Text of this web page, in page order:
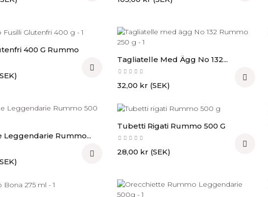
400 G Rummo

Tagliatelle Med Ägg No 132...
Pris
32,00 kr (SEK)

Leggendarie Rummo...

Tubetti Rigati Rummo 500 G
Pris
28,00 kr (SEK)
